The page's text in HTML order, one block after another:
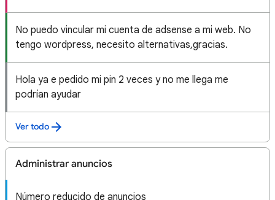
No puedo vincular mi cuenta de adsense a mi web. No
tengo wordpress, necesito alternativas,gracias.
Hola ya e pedido mi pin 2 veces y no me llega me
podrían ayudar
Ver todo
Administrar anuncios
Número reducido de anuncios